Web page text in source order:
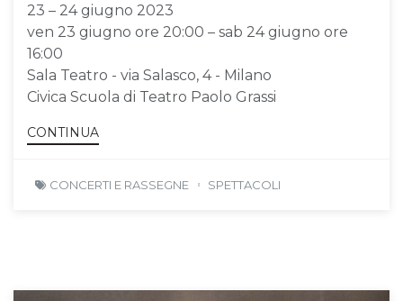
23 – 24 giugno 2023
ven 23 giugno ore 20:00 – sab 24 giugno ore
16:00
Sala Teatro - via Salasco, 4 - Milano
Civica Scuola di Teatro Paolo Grassi
CONTINUA
CONCERTI E RASSEGNE SPETTACOLI